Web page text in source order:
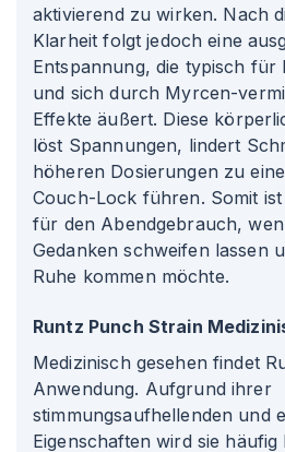
aktivierend zu wirken. Nach
Klarheit folgt jedoch eine
Entspannung, die typisch für
und sich durch Myrcen-
Effekte äußert. Diese
löst Spannungen, lindert
höheren Dosierungen zu
Couch-Lock führen. Somit
für den Abendgebrauch,
Gedanken schweifen lassen
Ruhe kommen möchte.
Runtz Punch Strain
Medizinisch gesehen findet
Anwendung. Aufgrund ihrer
stimmungsaufhellenden und
Eigenschaften wird sie